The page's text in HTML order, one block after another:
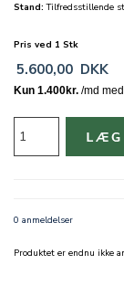
Stand:Tilfredsstillende
Pris ved 1 Stk
5.600,00 DKK
0 anmeldelser
Produktet er endnu ikke